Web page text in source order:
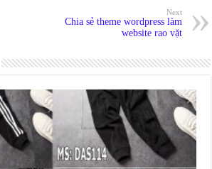
Next
Chia sẻ theme wordpress làm
website rao vặt